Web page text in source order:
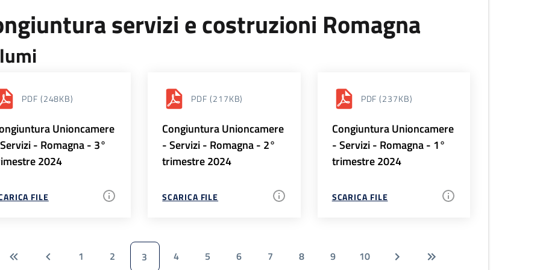
servizi e costruzioni Romagna
PDF (248KB)
Unioncamere
- Romagna - 3°
2024
FILE
PDF (217KB)
Congiuntura Unioncamere
- Servizi - Romagna - 2°
trimestre 2024
SCARICA FILE
PDF (237KB)
Congiuntura Unioncamere
- Servizi - Romagna - 1°
trimestre 2024
SCARICA FILE
1 2 3 4 5 6 7 8 9 10